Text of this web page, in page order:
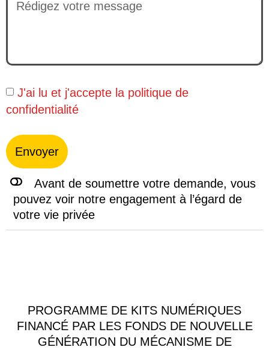
J'ai lu et j'accepte la politique de
confidentialité
Envoyer
Avant de soumettre votre demande, vous
pouvez voir notre engagement à l’égard de
votre vie privée
PROGRAMME DE KITS NUMÉRIQUES
FINANCÉ PAR LES FONDS DE NOUVELLE
GÉNÉRATION DU MÉCANISME DE